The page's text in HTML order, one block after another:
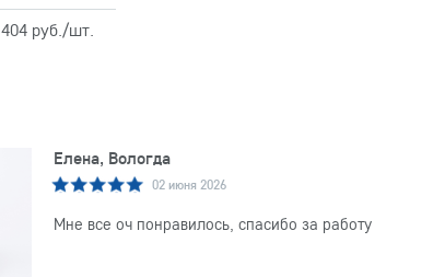
404 руб./шт.
Елена, Вологда
02 июня 2026
Мне все оч понравилось, спасибо за работу